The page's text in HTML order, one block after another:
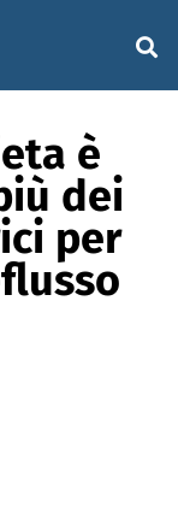
è
dei
per